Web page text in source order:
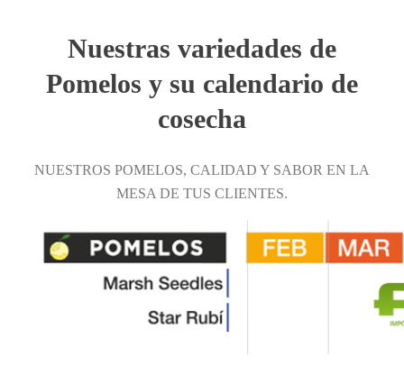
Nuestras variedades de
Pomelos y su calendario de
cosecha
NUESTROS POMELOS, CALIDAD Y SABOR EN LA
MESA DE TUS CLIENTES.